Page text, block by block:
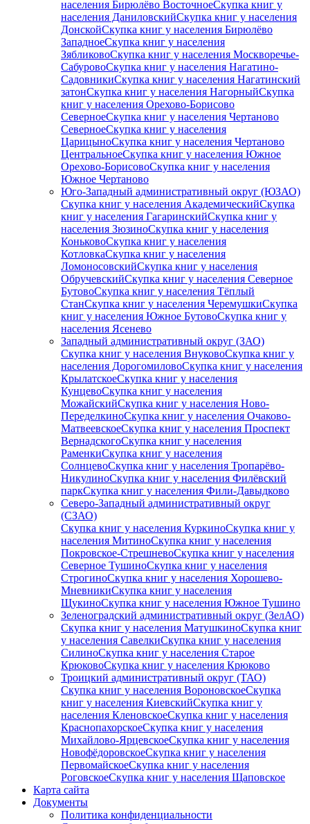
населения Бирюлёво ВосточноеСкупка книг у
населения ДаниловскийСкупка книг у населения
ДонскойСкупка книг у населения Бирюлёво
ЗападноеСкупка книг у населения
ЗябликовоСкупка книг у населения Москворечье-
СабуровоСкупка книг у населения Нагатино-
СадовникиСкупка книг у населения Нагатинский
затонСкупка книг у населения НагорныйСкупка
книг у населения Орехово-Борисово
СеверноеСкупка книг у населения Чертаново
СеверноеСкупка книг у населения
ЦарицыноСкупка книг у населения Чертаново
ЦентральноеСкупка книг у населения Южное
Орехово-БорисовоСкупка книг у населения
Южное Чертаново
Юго-Западный административный округ (ЮЗАО)
Скупка книг у населения АкадемическийСкупка
книг у населения ГагаринскийСкупка книг у
населения ЗюзиноСкупка книг у населения
КоньковоСкупка книг у населения
КотловкаСкупка книг у населения
ЛомоносовскийСкупка книг у населения
ОбручевскийСкупка книг у населения Северное
БутовоСкупка книг у населения Тёплый
СтанСкупка книг у населения ЧеремушкиСкупка
книг у населения Южное БутовоСкупка книг у
населения Ясенево
Западный административный округ (ЗАО)
Скупка книг у населения ВнуковоСкупка книг у
населения ДорогомиловоСкупка книг у населения
КрылатскоеСкупка книг у населения
КунцевоСкупка книг у населения
МожайскийСкупка книг у населения Ново-
ПеределкиноСкупка книг у населения Очаково-
МатвеевскоеСкупка книг у населения Проспект
ВернадскогоСкупка книг у населения
РаменкиСкупка книг у населения
СолнцевоСкупка книг у населения Тропарёво-
НикулиноСкупка книг у населения Филёвский
паркСкупка книг у населения Фили-Давыдково
Северо-Западный административный округ
(СЗАО)
Скупка книг у населения КуркиноСкупка книг у
населения МитиноСкупка книг у населения
Покровское-СтрешневоСкупка книг у населения
Северное ТушиноСкупка книг у населения
СтрогиноСкупка книг у населения Хорошево-
МневникиСкупка книг у населения
ЩукиноСкупка книг у населения Южное Тушино
Зеленоградский административный округ (ЗелАО)
Скупка книг у населения МатушкиноСкупка книг
у населения СавелкиСкупка книг у населения
СилиноСкупка книг у населения Старое
КрюковоСкупка книг у населения Крюково
Троицкий административный округ (ТАО)
Скупка книг у населения ВороновскоеСкупка
книг у населения КиевскийСкупка книг у
населения КленовскоеСкупка книг у населения
КраснопахорскоеСкупка книг у населения
Михайлово-ЯрцевскоеСкупка книг у населения
НовофёдоровскоеСкупка книг у населения
ПервомайскоеСкупка книг у населения
РоговскоеСкупка книг у населения Щаповское
Карта сайта
Документы
Политика конфиденциальности